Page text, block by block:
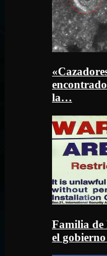
la…
Familia de
el